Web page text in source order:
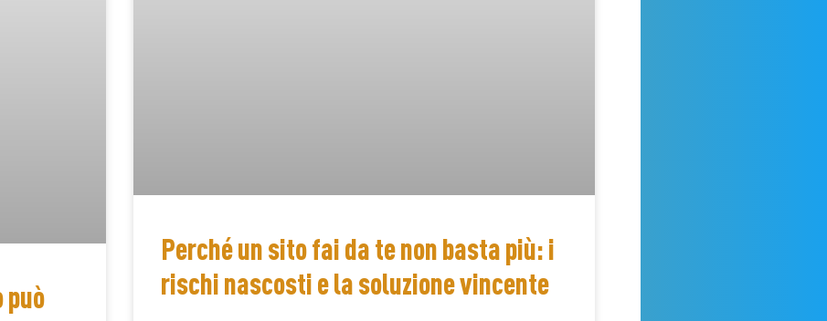
può
Perché un sito fai da te non basta più: i
rischi nascosti e la soluzione vincente